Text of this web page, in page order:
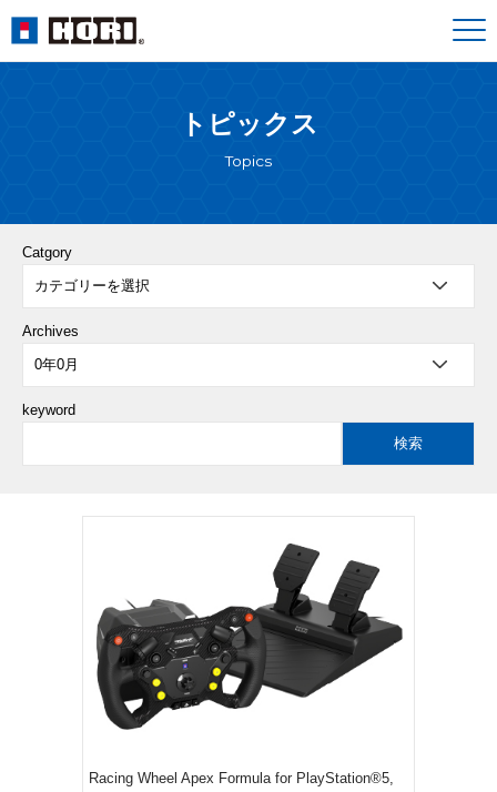
トピックス
Topics
Catgory
Archives
keyword
Racing Wheel Apex Formula for PlayStation®5,